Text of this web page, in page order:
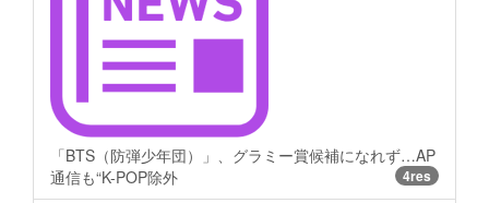
「BTS（防弾少年団）」、グラミー賞候補になれず…AP
通信も“K-POP除外
4res